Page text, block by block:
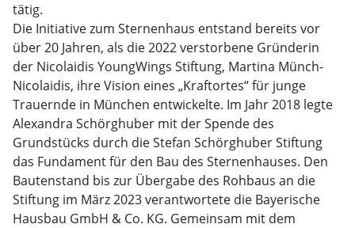
tätig.
Die Initiative zum Sternenhaus entstand bereits vor
über 20 Jahren, als die 2022 verstorbene Gründerin
der Nicolaidis YoungWings Stiftung, Martina Münch-
Nicolaidis, ihre Vision eines „Kraftortes“ für junge
Trauernde in München entwickelte. Im Jahr 2018 legte
Alexandra Schörghuber mit der Spende des
Grundstücks durch die Stefan Schörghuber Stiftung
das Fundament für den Bau des Sternenhauses. Den
Bautenstand bis zur Übergabe des Rohbaus an die
Stiftung im März 2023 verantwortete die Bayerische
Hausbau GmbH & Co. KG. Gemeinsam mit dem